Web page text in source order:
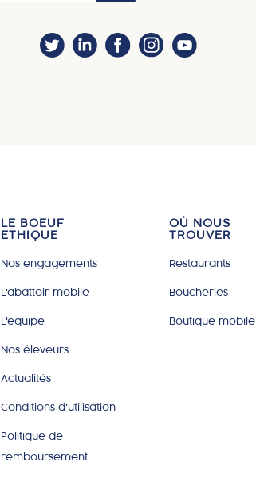
LE BOEUF
ETHIQUE
Nos engagements
L'abattoir mobile
L'équipe
Nos éleveurs
Actualités
Conditions d'utilisation
Politique de
remboursement
OÙ NOUS
TROUVER
Restaurants
Boucheries
Boutique mobile